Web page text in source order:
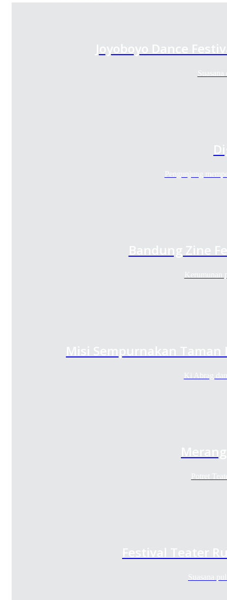
Joyoboyo Dance
Pengunjung
Bandung Zine
Kerumunan
Misi Sempurnakan Taman
Ki Abrag
Potret
Festival Teater
Suasana